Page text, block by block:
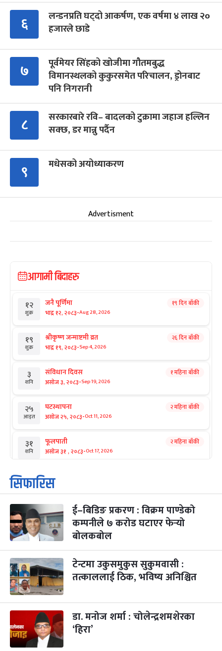
६
लन्डनप्रति घट्दो आकर्षण, एक वर्षमा ४ लाख २०
हजारले छाडे
७
पूर्वमेयर सिंहको खोजीमा गौतमबुद्ध
विमानस्थलको कुकुरसमेत परिचालन, ड्रोनबाट
पनि निगरानी
८
सरकारबारे रवि– बादलको टुक्रामा जहाज हल्लिन
सक्छ, डर मान्नु पर्दैन
९ मधेसको अयोध्याकरण
Advertisment
आगामी बिदाहरु
१२
शुक्र
जनै पूर्णिमा
भाद्र १२, २०८३-Aug 28, 2026
१९ दिन बाँकी
१९
शुक्र
श्रीकृष्ण जन्माष्टमी व्रत
भाद्र १९, २०८३-Sep 4, 2026
२६ दिन बाँकी
३
शनि
संविधान दिवस
असोज ३, २०८३-Sep 19, 2026
१ महिना बाँकी
२५
आइत
घटस्थापना
असोज २५, २०८३-Oct 11, 2026
२ महिना बाँकी
३१
शनि
फूलपाती
असोज ३१ , २०८३-Oct 17, 2026
२ महिना बाँकी
१
आइत
कार्तिक सङ्क्रान्ति
कार्तिक १, २०८३
३
मंगल
महानवमी
कार्तिक ३, २०८३-Oct 20, 2026
२ महिना बाँकी
४
५
बिहि
पापा‌ङ्कुशा एकादशी व्रत
कार्तिक ५, २०८३
२ महिना बाँकी
आइत
कुकुर तिहार
कार्तिक २२, २०८३-Nov 8, 2026
३ महिना बाँकी
सिफारिस
ई–बिडिङ प्रकरण : विक्रम पाण्डेको
कम्पनीले ७ करोड घटाएर फेर्‍यो
बोलकबोल
टेन्टमा उकुसमुकुस सुकुमवासी :
तत्काललाई ठिक, भविष्य अनिश्चित
डा. मनोज शर्मा : चोलेन्द्रशमशेरका
‘हिरा’